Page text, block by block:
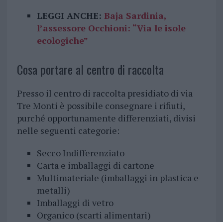
LEGGI ANCHE: Baja Sardinia,
l’assessore Occhioni: “Via le isole
ecologiche”
Cosa portare al centro di raccolta
Presso il centro di raccolta presidiato di via
Tre Monti è possibile consegnare i rifiuti,
purché opportunamente differenziati, divisi
nelle seguenti categorie:
Secco Indifferenziato
Carta e imballaggi di cartone
Multimateriale (imballaggi in plastica e
metalli)
Imballaggi di vetro
Organico (scarti alimentari)